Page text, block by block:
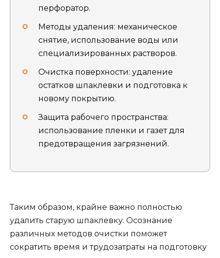
перфоратор.
Методы удаления: механическое
снятие, использование воды или
специализированных растворов.
Очистка поверхности: удаление
остатков шпаклевки и подготовка к
новому покрытию.
Защита рабочего пространства:
использование пленки и газет для
предотвращения загрязнений.
Таким образом, крайне важно полностью
удалить старую шпаклевку. Осознание
различных методов очистки поможет
сократить время и трудозатраты на подготовку